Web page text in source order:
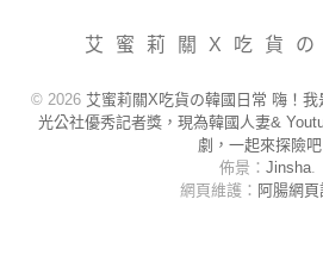
艾蜜莉關X吃貨
© 2026 艾蜜莉關X吃貨の韓國日常 嗨！
光公社優秀記者獎，現為韓國人妻&
劇，一起來探險吧
佈景： Jinsha.
網頁維護： 阿腸網頁